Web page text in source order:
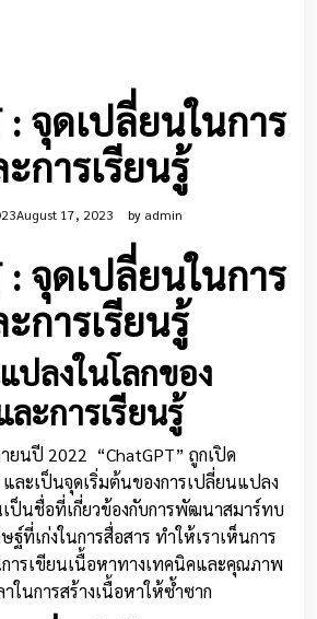
: จุดเปลี่ยนในการ
การเรียนรู้
August 17, 2023 by admin
: จุดเปลี่ยนในการ
การเรียนรู้
ปลงในโลกของ
ละการเรียนรู้
ยนปี 2022 “ChatGPT” ถูกเปิด
และเป็นจุดเริ่มต้นของการเปลี่ยนแปลง
ป็นชื่อที่เกี่ยวข้องกับการพัฒนาสมาร์ทบ
เก่งในการสื่อสาร ทำให้เราเห็นการ
การเขียนเนื้อหาทางเทคนิคและคุณภาพ
าในการสร้างเนื้อหาให้ซ้ำซาก